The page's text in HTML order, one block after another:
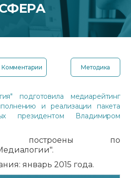
Комментарии Методика
подготовила медиарейтинг
и реализации пакета
президентом Владимиром
построены по
январь 2015 года.